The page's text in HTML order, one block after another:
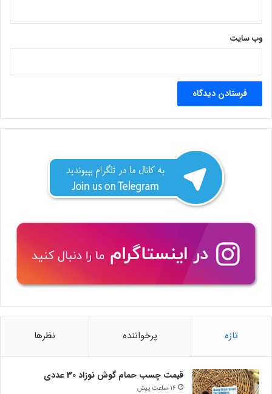
وب‌ سایت
تازه پرخواننده نظرها
قیمت چسب حمام گوش نوزاد 30 عددی
16 ساعت پیش